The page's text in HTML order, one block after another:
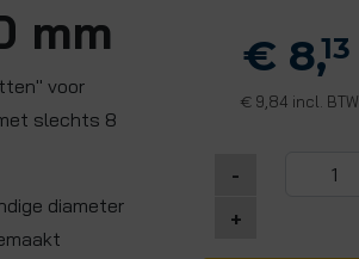
mm
voor
slechts 8
diameter
€ 8,13
€ 9,84 incl. BTW
-
+